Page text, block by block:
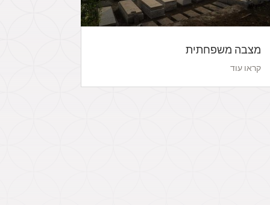
מצבה משפחתית
קראו עוד